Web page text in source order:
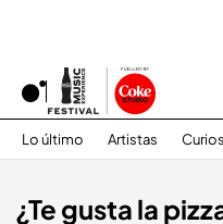
Lo último Artistas
¿Te gusta la